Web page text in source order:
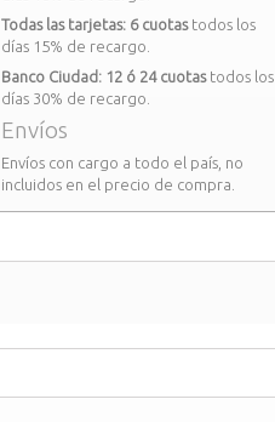
Todas las tarjetas: 6 cuotastodos los
días 15% de recargo.
Banco Ciudad: 12 ó 24 cuotastodos los
días 30% de recargo.
Envíos
Envíos con cargo a todo el país, no
incluidos en el precio de compra.